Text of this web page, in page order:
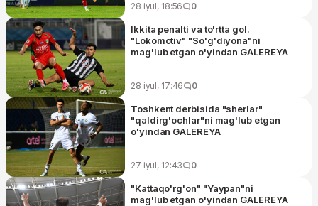
28 iyul, 18:56 0
Ikkita penalti va to'rtta gol.
"Lokomotiv" "So'g'diyona"ni
mag'lub etgan o'yindan GALEREYA
28 iyul, 17:46 0
Toshkent derbisida "sherlar"
"qaldirg'ochlar"ni mag'lub etgan
o'yindan GALEREYA
27 iyul, 12:43 0
"Kattaqo'rg'on" "Yaypan"ni
mag'lub etgan o'yindan GALEREYA